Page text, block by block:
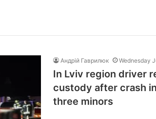
Андрій Гаврилюк Wednesday
In Lviv region driver
custody after crash
three minors